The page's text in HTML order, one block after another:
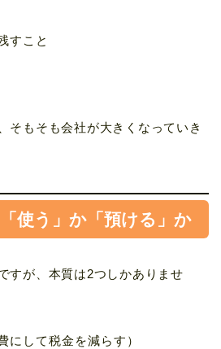
すこと
そもそも会社が大きくなっていき
使う」か「預ける」か
すが、本質は2つしかありませ
にして税金を減らす）